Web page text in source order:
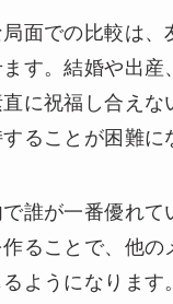
面での比較は、
す。結婚や出産
に祝福し合えな
ることが困難に
誰が一番優れて
ることで、他の
ようになります